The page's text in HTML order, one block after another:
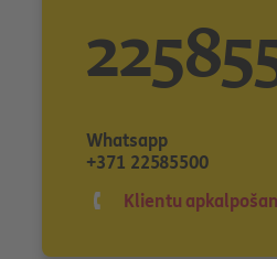
Whatsapp
+371 22585500
Klientu